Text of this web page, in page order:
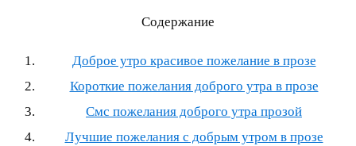
Содержание
Доброе утро красивое пожелание в прозе
Короткие пожелания доброго утра в прозе
Смс пожелания доброго утра прозой
Лучшие пожелания с добрым утром в прозе